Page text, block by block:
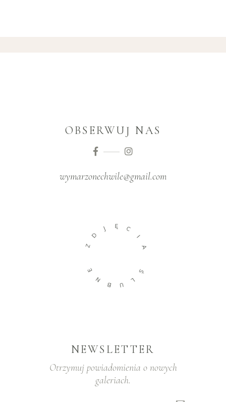
OBSERWUJ NAS
wymarzonechwile@gmail.com
Z
D
J Ę C
I
A
Ś
L
U
B
N
E
NEWSLETTER
Otrzymuj powiadomienia o nowych
galeriach.